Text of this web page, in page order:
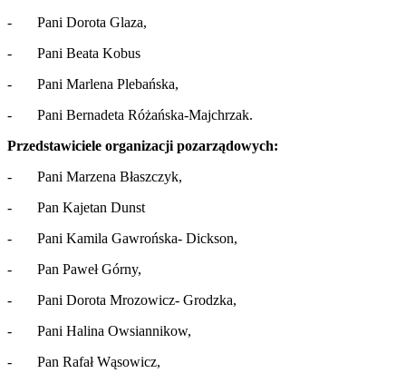
- Pani Dorota Glaza,
- Pani Beata Kobus
- Pani Marlena Plebańska,
- Pani Bernadeta Różańska-Majchrzak.
Przedstawiciele organizacji pozarządowych:
- Pani Marzena Błaszczyk,
- Pan Kajetan Dunst
- Pani Kamila Gawrońska- Dickson,
- Pan Paweł Górny,
- Pani Dorota Mrozowicz- Grodzka,
- Pani Halina Owsiannikow,
- Pan Rafał Wąsowicz,